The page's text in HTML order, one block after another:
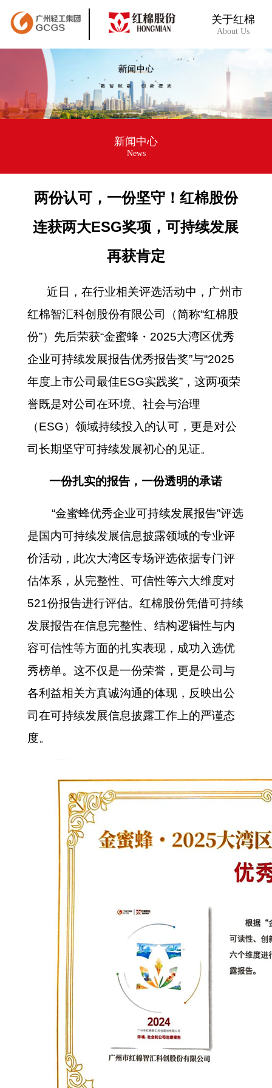
关于红棉
About Us
新闻中心
News
两份认可，一份坚守！红棉股份
连获两大ESG奖项，可持续发展
再获肯定
近日，在行业相关评选活动中，广州市
红棉智汇科创股份有限公司（简称“红棉股
份”）先后荣获“金蜜蜂・2025大湾区优秀
企业可持续发展报告优秀报告奖”与“2025
年度上市公司最佳ESG实践奖”，这两项荣
誉既是对公司在环境、社会与治理
（ESG）领域持续投入的认可，更是对公
司长期坚守可持续发展初心的见证。
一份扎实的报告，一份透明的承诺
“金蜜蜂优秀企业可持续发展报告”评选
是国内可持续发展信息披露领域的专业评
价活动，此次大湾区专场评选依据专门评
估体系，从完整性、可信性等六大维度对
521份报告进行评估。红棉股份凭借可持续
发展报告在信息完整性、结构逻辑性与内
容可信性等方面的扎实表现，成功入选优
秀榜单。这不仅是一份荣誉，更是公司与
各利益相关方真诚沟通的体现，反映出公
司在可持续发展信息披露工作上的严谨态
度。